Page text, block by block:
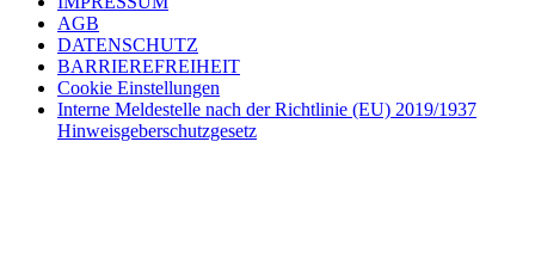
AGB
DATENSCHUTZ
BARRIEREFREIHEIT
Cookie Einstellungen
Interne Meldestelle nach der Richtlinie (EU) 2019/1937
Hinweisgeberschutzgesetz